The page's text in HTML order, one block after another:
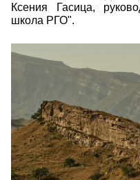
Ксения Гасица,
школа РГО".
siergiejevicz2022-